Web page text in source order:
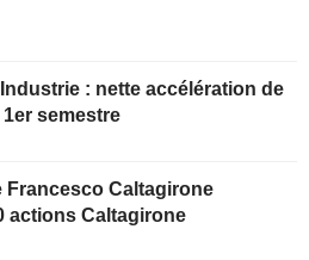
: nette accélération de
semestre
Francesco Caltagirone
actions Caltagirone